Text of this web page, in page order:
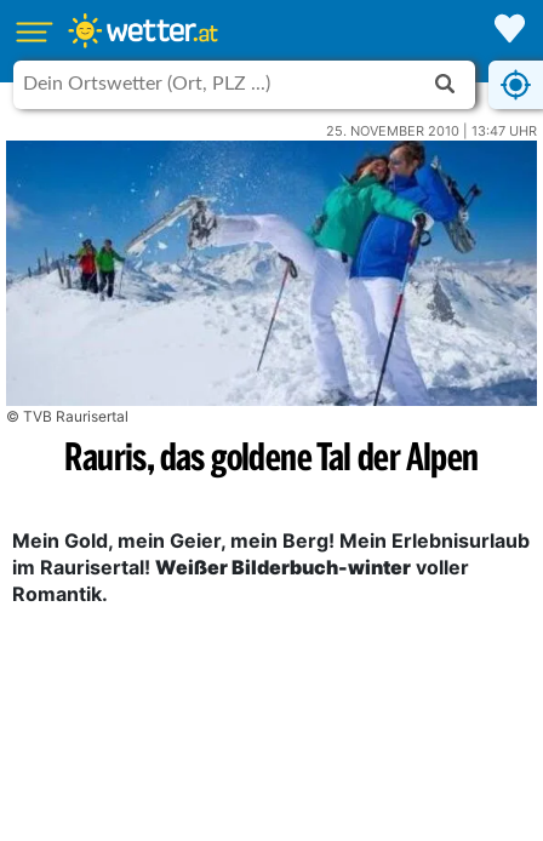
25. NOVEMBER 2010 | 13:47 UHR
© TVB Raurisertal
Rauris, das goldene Tal der Alpen
Mein Gold, mein Geier, mein Berg! Mein Erlebnisurlaub
im Raurisertal! Weißer Bilderbuch-winter voller
Romantik.